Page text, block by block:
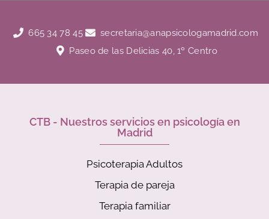
665 34 78 45
secretaria@anapsicologamadrid.com
Paseo de las Delicias 40, 1º Centro
CTB - Nuestros servicios en psicología en
Madrid
Psicoterapia Adultos
Terapia de pareja
Terapia familiar